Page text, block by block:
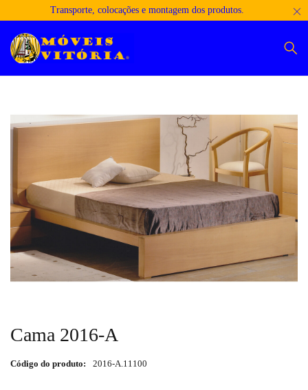
Transporte, colocações e montagem dos produtos.
Cama 2016-A
Código do produto: 2016-A.11100